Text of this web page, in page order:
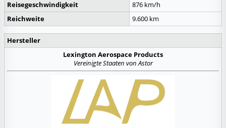
Reisegeschwindigkeit
876 km/h
Reichweite
9.600 km
Hersteller
Lexington Aerospace Products
Vereinigte Staaten von Astor